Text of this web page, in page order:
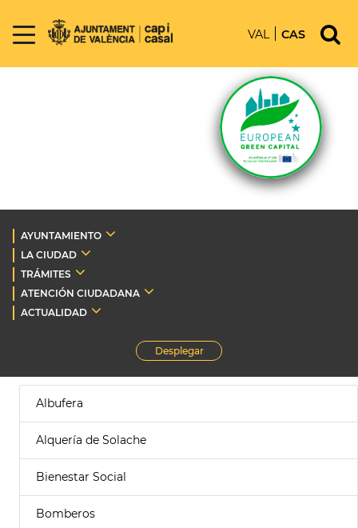
VAL CAS
AYUNTAMIENTO
LA CIUDAD
TRÁMITES
ATENCIÓN CIUDADANA
ACTUALIDAD
Desplegar
Albufera
Alquería de Solache
Bienestar Social
Bomberos